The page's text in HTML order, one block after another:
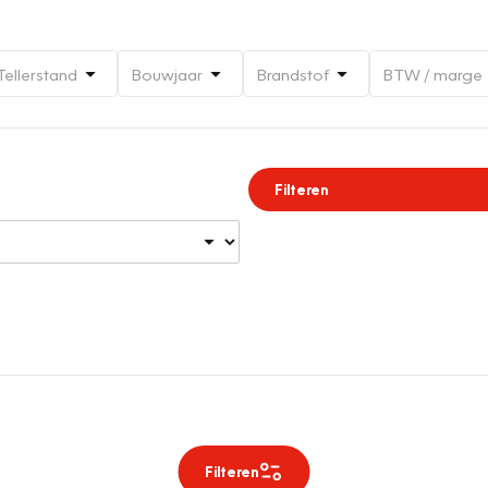
Bouwjaar Brandstof BTW / marge
Filteren
Filteren